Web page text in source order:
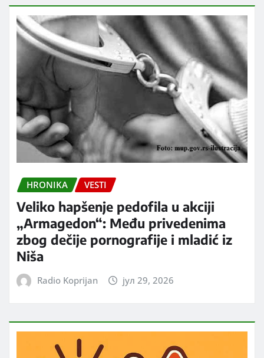
HRONIKA VESTI
Veliko hapšenje pedofila u akciji
„Armagedon“: Među privedenima
zbog dečije pornografije i mladić iz
Niša
Radio Koprijan јул 29, 2026